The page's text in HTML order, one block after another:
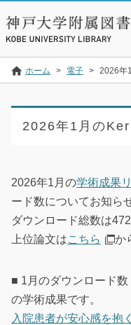
ホーム > 電子 > 2026年
2026年1月の
2026年1月の学術成果
ード数についてお知ら
ダウンロード総数は
上位論文はこちら か
■ 1月のダウンロード
の学術成果です。
入院患者が安心感を抱